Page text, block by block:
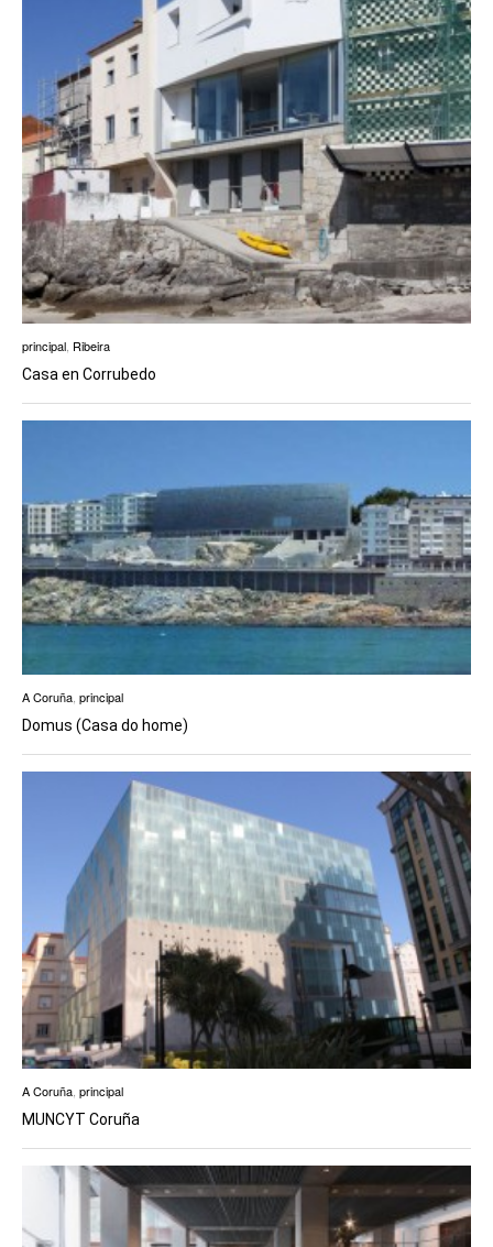
principal Ribeira
Casa en Corrubedo
A Coruña principal
Domus (Casa do home)
A Coruña principal
MUNCYT Coruña